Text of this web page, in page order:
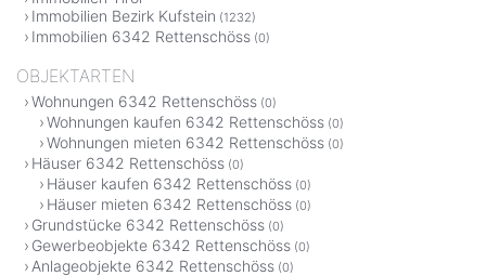
Immobilien Bezirk Kufstein (1232)
Immobilien 6342 Rettenschöss (0)
OBJEKTARTEN
Wohnungen 6342 Rettenschöss (0)
Wohnungen kaufen 6342 Rettenschöss (0)
Wohnungen mieten 6342 Rettenschöss (0)
Häuser 6342 Rettenschöss (0)
Häuser kaufen 6342 Rettenschöss (0)
Häuser mieten 6342 Rettenschöss (0)
Grundstücke 6342 Rettenschöss (0)
Gewerbeobjekte 6342 Rettenschöss (0)
Anlageobjekte 6342 Rettenschöss (0)